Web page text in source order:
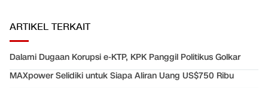
ARTIKEL TERKAIT
Dalami Dugaan Korupsi e-KTP, KPK Panggil Politikus Golkar
MAXpower Selidiki untuk Siapa Aliran Uang US$750 Ribu